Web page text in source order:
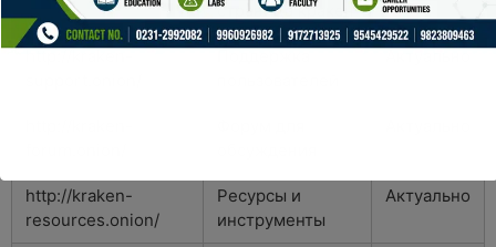
страница кракен
http://kraken-
resources.onion/
Ресурсы и
инструменты
Актуально